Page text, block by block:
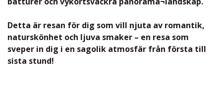
Detta är resan för dig som vill njuta av romantik,
naturskönhet och ljuva smaker – en resa som
sveper in dig i en sagolik atmosfär från första till
sista stund!